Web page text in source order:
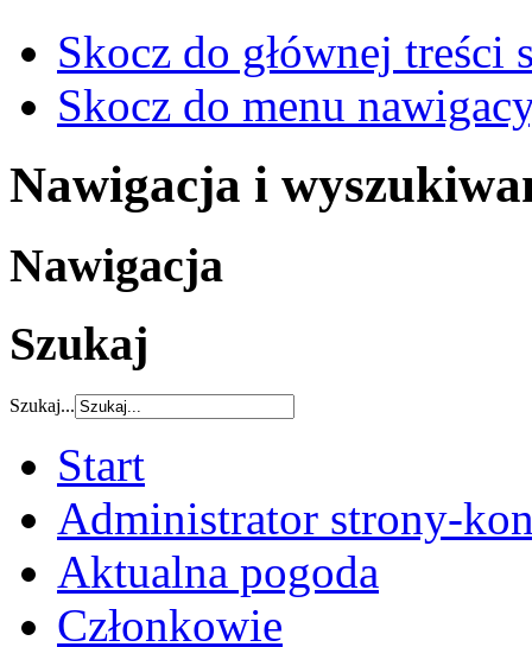
Skocz do głównej treści
Skocz do menu
Nawigacja i
Nawigacja
Szukaj
Szukaj...
Start
Administrator strony-
Aktualna pogoda
Członkowie